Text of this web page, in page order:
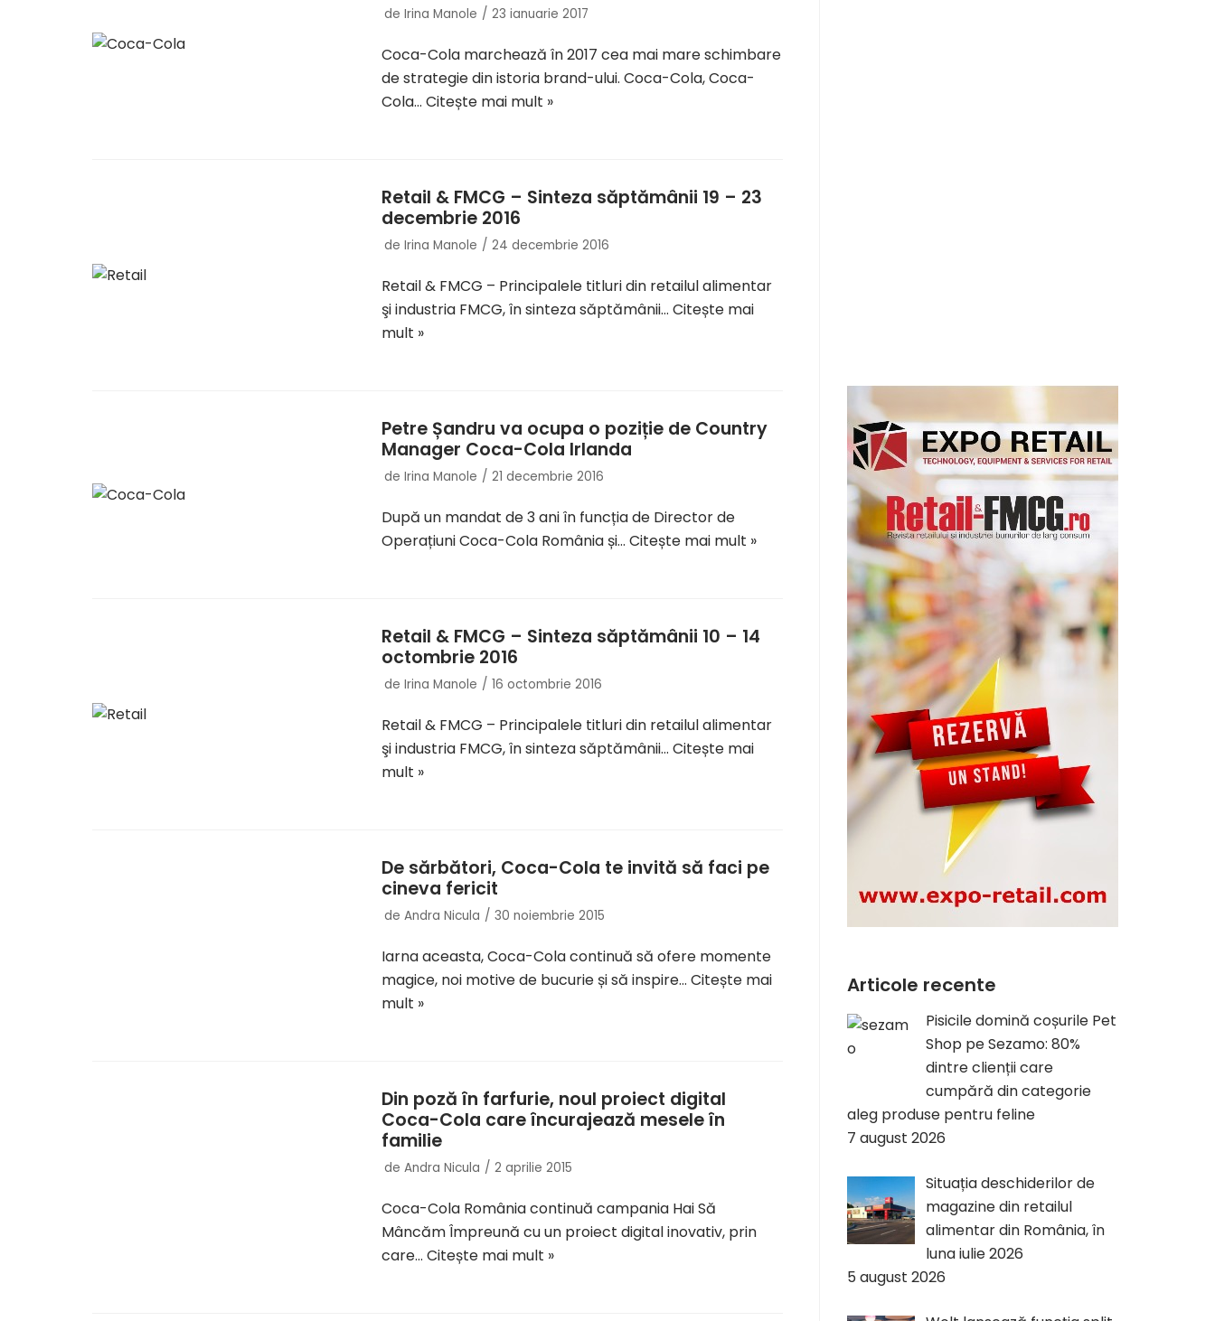
de Irina Manole 23 ianuarie 2017
Coca-Cola marchează în 2017 cea mai mare schimbare
de strategie din istoria brand-ului. Coca-Cola, Coca-
Cola… Citește mai mult »
Retail & FMCG – Sinteza săptămânii 19 – 23
decembrie 2016
de Irina Manole 24 decembrie 2016
Retail & FMCG – Principalele titluri din retailul alimentar
şi industria FMCG, în sinteza săptămânii… Citește mai
mult »
Petre Șandru va ocupa o poziție de Country
Manager Coca-Cola Irlanda
de Irina Manole 21 decembrie 2016
După un mandat de 3 ani în funcția de Director de
Operațiuni Coca-Cola România și… Citește mai mult »
Retail & FMCG – Sinteza săptămânii 10 – 14
octombrie 2016
de Irina Manole 16 octombrie 2016
Retail & FMCG – Principalele titluri din retailul alimentar
şi industria FMCG, în sinteza săptămânii… Citește mai
mult »
De sărbători, Coca-Cola te invită să faci pe
cineva fericit
de Andra Nicula 30 noiembrie 2015
Iarna aceasta, Coca-Cola continuă să ofere momente
magice, noi motive de bucurie și să inspire… Citește mai
mult »
Din poză în farfurie, noul proiect digital
Coca-Cola care încurajează mesele în
familie
de Andra Nicula 2 aprilie 2015
Coca-Cola România continuă campania Hai Să
Mâncăm Împreună cu un proiect digital inovativ, prin
care… Citește mai mult »
Articole recente
Pisicile domină coșurile Pet
Shop pe Sezamo: 80%
dintre clienții care
cumpără din categorie
aleg produse pentru feline
7 august 2026
Situația deschiderilor de
magazine din retailul
alimentar din România, în
luna iulie 2026
5 august 2026